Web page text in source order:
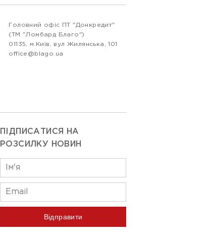
Головний офіс ПТ "Донкредит"
(ТМ "Ломбард Благо")
01135, м.Київ, вул Жилянська, 101
office@blago.ua
ПІДПИСАТИСЯ НА
РОЗСИЛКУ НОВИН
Відправити